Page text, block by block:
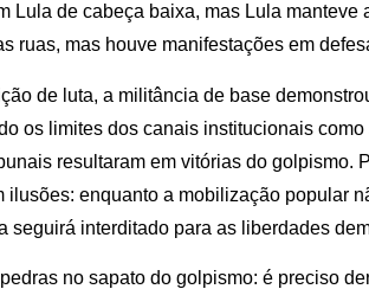
Lula de cabeça baixa, mas Lula manteve
ruas, mas houve manifestações em
de luta, a militância de base
os limites dos canais institucionais
resultaram em vitórias do golpismo.
ilusões: enquanto a mobilização popular
seguirá interditado para as liberdades
no sapato do golpismo: é preciso